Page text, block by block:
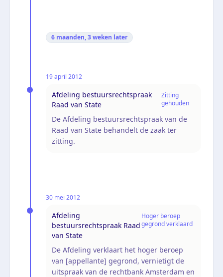
6 maanden, 3 weken later
19 april 2012
Afdeling bestuursrechtspraak
Raad van State
Zitting
gehouden
De Afdeling bestuursrechtspraak van de
Raad van State behandelt de zaak ter
zitting.
30 mei 2012
Afdeling
bestuursrechtspraak Raad
van State
Hoger beroep
gegrond verklaard
De Afdeling verklaart het hoger beroep
van [appellante] gegrond, vernietigt de
uitspraak van de rechtbank Amsterdam en